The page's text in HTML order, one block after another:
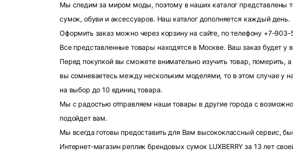
Мы следим за миром моды, поэтому в наших каталог представлены
сумок, обуви и аксессуаров. Наш каталог дополняется каждый день.
Оформить заказ можно через корзину на сайте, по телефону +7-
Все представленные товары находятся в Москве. Ваш заказ будет у
Перед покупкой вы сможете внимательно изучить товар, померить, а
вы сомневаетесь между нескольким моделями, то в этом случае у
на выбор до 10 единиц товара.
Мы с радостью отправляем наши товары в другие города с
подойдет вам.
Мы всегда готовы предоставить для Вам высококлассный сервис,
Интернет-магазин реплик брендовых сумок LUXBERRY за 13 лет